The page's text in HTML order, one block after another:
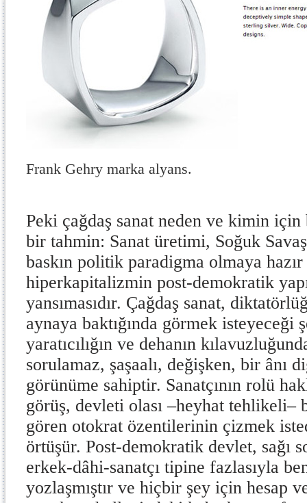
Frank Gehry marka alyans.
Peki çağdaş sanat neden ve kimin
bir tahmin: Sanat üretimi, Soğuk
baskın politik paradigma olmaya
hiperkapitalizmin post-demokratik
yansımasıdır. Çağdaş sanat,
aynaya baktığında görmek isteyeceği
yaratıcılığın ve dehanın
sorulamaz, şaşaalı, değişken, bir ânı
görünüme sahiptir. Sanatçının rolü
görüş, devleti olası –heyhat tehlikeli–
gören otokrat özentilerinin çizmek
örtüşür. Post-demokratik devlet, sağı
erkek-dâhi-sanatçı tipine fazlasıyla
yozlaşmıştır ve hiçbir şey için hesap